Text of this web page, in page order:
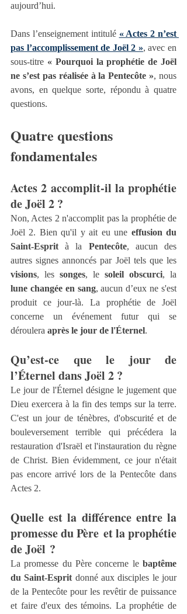
aujourd’hui.
Dans l’enseignement intitulé « Actes 2 n’est
pas l’accomplissement de Joël 2 », avec en
sous-titre « Pourquoi la prophétie de Joël
ne s’est pas réalisée à la Pentecôte », nous
avons, en quelque sorte, répondu à quatre
questions.
Quatre questions
fondamentales
Actes 2 accomplit‑il la prophétie
de Joël 2 ?
Non, Actes 2 n'accomplit pas la prophétie de
Joël 2. Bien qu'il y ait eu une effusion du
Saint‑Esprit à la Pentecôte, aucun des
visions, les songes, le soleil obscurci
lune changée en sang, aucun d’eux ne s'est
produit ce jour-là. La prophétie de Joël
concerne un événement futur qui se
déroulera après le jour de l'Éternel.
Qu’est‑ce que le jour de
l’Éternel dans Joël 2 ?
Le jour de l'Éternel désigne le jugement que
Dieu exercera à la fin des temps sur la terre.
C'est un jour de ténèbres, d'obscurité et de
bouleversement terrible qui précédera la
restauration d'Israël et l'instauration du règne
de Christ. Bien évidemment, ce jour n'était
pas encore arrivé lors de la Pentecôte dans
Actes 2.
Quelle est la différence entre la
promesse du Père et la prophétie
de Joël ?
La promesse du Père concerne le baptême
du Saint‑Esprit donné aux disciples le jour
de la Pentecôte pour les revêtir de puissance
et faire d'eux des témoins. La prophétie de